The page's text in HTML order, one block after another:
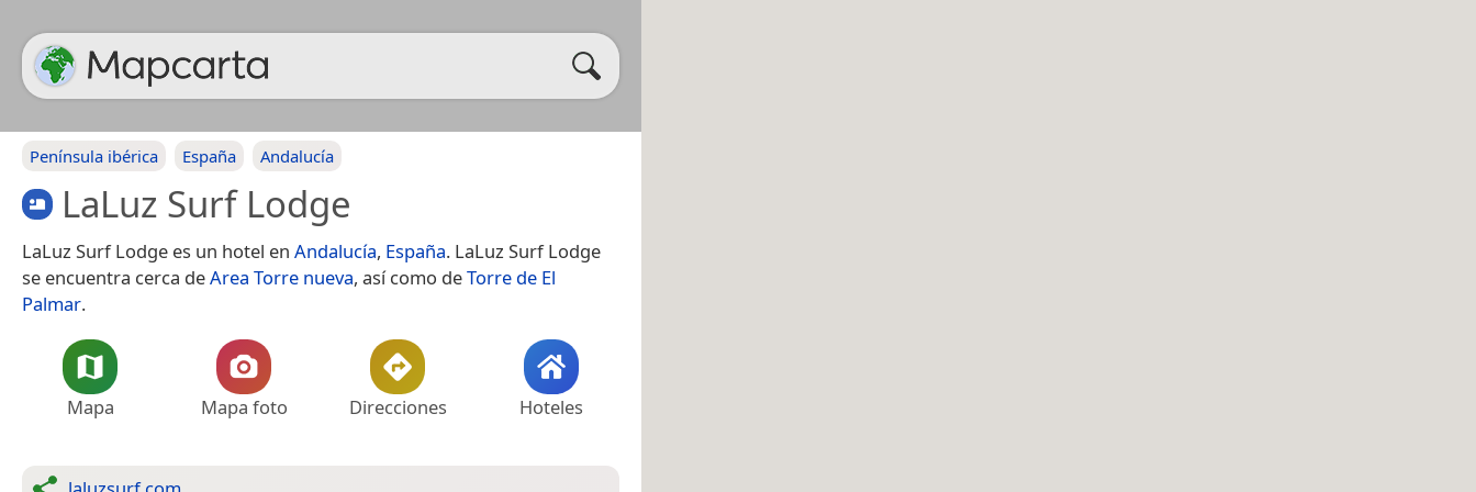
Península ibérica España Andalucía
LaLuz Surf Lodge
LaLuz Surf Lodge es un hotel en Andalucía, España. LaLuz Surf Lodge
se encuentra cerca deArea Torre nueva, así como deTorre de El
Palmar.
Mapa Mapa foto Direcciones Hoteles